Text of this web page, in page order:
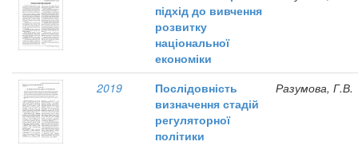
підхід до вивчення
розвитку
національної
економіки
2019
Послідовність
визначення стадій
регуляторної
політики
Разумова, Г.В.